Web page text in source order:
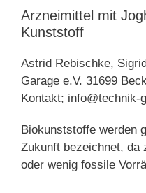
Arzneimittel mit
Kunststoff
Astrid Rebischke,
Garage e.V. 31699
Kontakt; info@technik-
Biokunststoffe werden
Zukunft bezeichnet, da
oder wenig fossile